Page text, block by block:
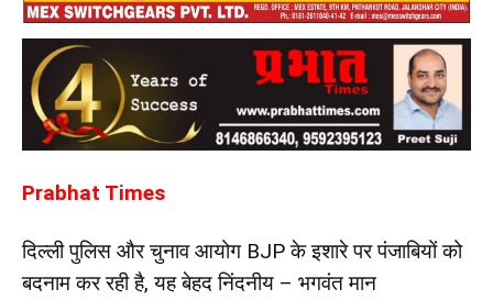
Prabhat Times
दिल्ली पुलिस और चुनाव आयोग BJP के इशारे पर पंजाबियों को
बदनाम कर रही है, यह बेहद निंदनीय – भगवंत मान